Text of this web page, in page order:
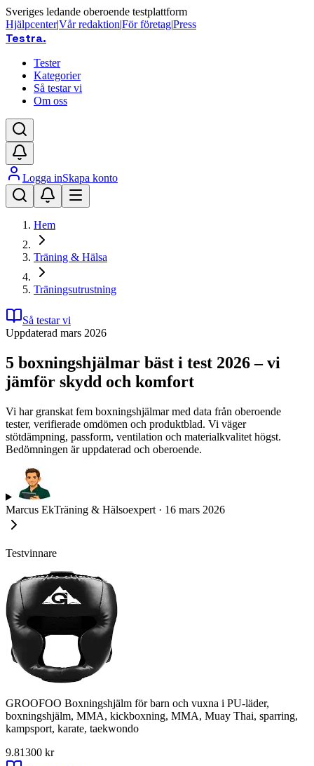
Sveriges ledande oberoende testplattform
Hjälpcenter|Vår redaktion|För företag|Press
Testra.
Tester
Kategorier
Så testar vi
Om oss
Logga inSkapa konto
Hem
Träning & Hälsa
Träningsutrustning
Så testar vi
Uppdaterad mars 2026
5 boxningshjälmar bäst i test 2026 – vi
jämför skydd och komfort
Vi har granskat fem boxningshjälmar med data från oberoende
tester, verifierade omdömen och produktblad. Vi väger
stötdämpning, passform, ventilation och materialkvalitet högst.
Bedömningen är uppdaterad och oberoende.
Marcus EkTräning & Hälsoexpert · 16 mars 2026
Testvinnare
GROOFOO Boxningshjälm för barn och vuxna i PU-läder,
boxningshjälm, MMA, kickboxning, MMA, Muay Thai, sparring,
kampsport, karate, taekwondo
9.81300 kr